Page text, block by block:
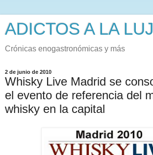
ADICTOS A LA
Crónicas enogastronómicas y más
2 de junio de 2010
Whisky Live Madrid se
el evento de referencia del
whisky en la capital